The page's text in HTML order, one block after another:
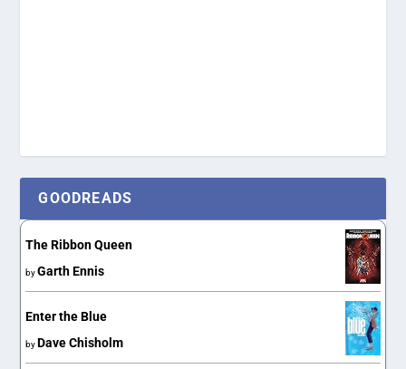
GOODREADS
The Ribbon Queen
byGarth Ennis
Enter the Blue
by Dave Chisholm